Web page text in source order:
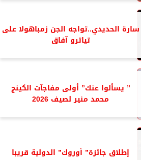
سارة الحديدي..تواجه الجن زمباهولا على
تياترو آفاق
” يسألوا عنك” أولى مفاجآت الكينج
محمد منير لصيف 2026
إطلاق جائزة” أوروك” الدولية قريبا